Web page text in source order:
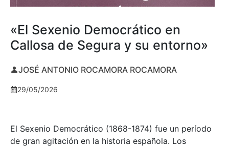
«El Sexenio Democrático en
Callosa de Segura y su entorno»
JOSÉ ANTONIO ROCAMORA ROCAMORA
29/05/2026
El Sexenio Democrático (1868-1874) fue un período
de gran agitación en la historia española. Los